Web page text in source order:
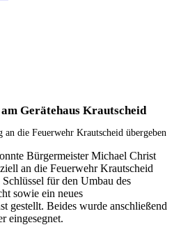
Gerätehaus Krautscheid
die Feuerwehr Krautscheid übergeben
Bürgermeister Michael Christ
an die Feuerwehr Krautscheid
für den Umbau des
sowie ein neues
gestellt. Beides wurde anschließend
eingesegnet.